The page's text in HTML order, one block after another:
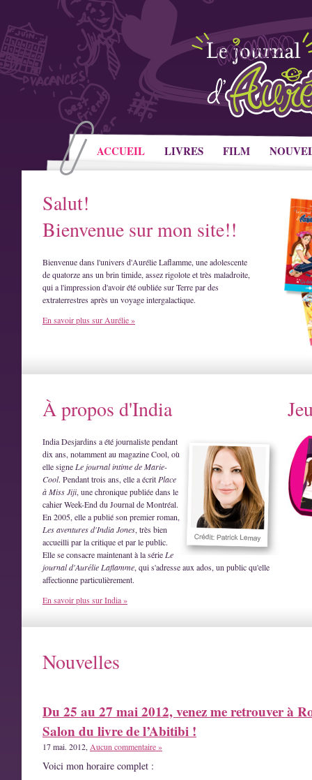
ACCUEIL LIVRES FILM
Salut!
Bienvenue sur mon site!!
Bienvenue dans l'univers d'Aurélie Laflamme, une adolescente
de quatorze ans un brin timide, assez rigolote et très maladroite,
qui a l'impression d'avoir été oubliée sur Terre par des
extraterrestres après un voyage intergalactique.
En savoir plus sur Aurélie »
À propos d'India
India Desjardins a été journaliste pendant
dix ans, notamment au magazine Cool, où
elle signe Le journal intime de Marie-
Cool. Pendant trois ans, elle a écrit Place
à Miss Jiji, une chronique publiée dans le
cahier Week-End du Journal de Montréal.
En 2005, elle a publié son premier roman,
Les aventures d'India Jones, très bien
accueilli par la critique et par le public.
Elle se consacre maintenant à la série Le
journal d'Aurélie Laflamme, qui s'adresse aux ados, un public qu'elle
affectionne particulièrement.
En savoir plus sur India »
Nouvelles
Du 25 au 27 mai 2012, venez me retrouver à
Salon du livre de l’Abitibi !
17 mai. 2012, Aucun commentaire »
Voici mon horaire complet :